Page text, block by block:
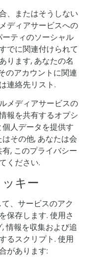
、またはそうしない
ディアサービスへの
ティのソーシャル
でに関連付けられて
ります, あなたの名
のアカウントに関連
連絡先リスト.
メディアサービスの
報を共有するオプシ
人データを提供す
その他, あなたは会
, このプライバシー
ください.
キー
、サービスのアク
保存します. 使用さ
情報を収集および追
るスクリプト. 使用
があります: